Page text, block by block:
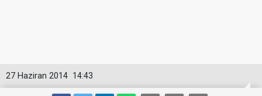
14:43
27 Haziran 2014